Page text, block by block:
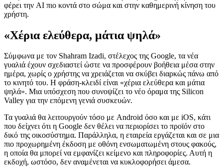
φέρει την AI πιο κοντά στο σώμα και στην καθημερινή κίνηση του
χρήστη.
«Χέρια ελεύθερα, μάτια ψηλά»
Σύμφωνα με τον Shahram Izadi, στέλεχος της Google, τα νέα
γυαλιά έχουν σχεδιαστεί ώστε να προσφέρουν βοήθεια μέσα στην
ημέρα, χωρίς ο χρήστης να χρειάζεται να σκύβει διαρκώς πάνω από
το κινητό του. Η φράση-κλειδί είναι «χέρια ελεύθερα και μάτια
ψηλά». Μια υπόσχεση που συνοψίζει το νέο όραμα της Silicon
Valley για την επόμενη γενιά συσκευών.
Τα γυαλιά θα λειτουργούν τόσο με Android όσο και με iOS, κάτι
που δείχνει ότι η Google δεν θέλει να περιορίσει το προϊόν στο
δικό της οικοσύστημα. Παράλληλα, η εταιρεία εργάζεται και σε μια
πιο προχωρημένη έκδοση με οθόνη ενσωματωμένη στους φακούς,
η οποία θα μπορεί να εμφανίζει κείμενο και πληροφορίες. Αυτή η
εκδοχή, ωστόσο, δεν αναμένεται να κυκλοφορήσει άμεσα.